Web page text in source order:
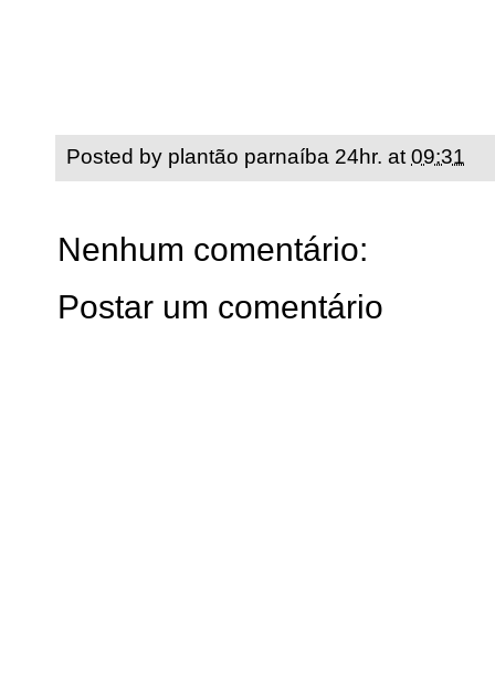
Posted by plantão parnaíba 24hr. at 09:31
Nenhum comentário:
Postar um comentário